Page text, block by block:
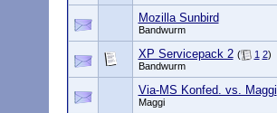
Mozilla Sunbird
Bandwurm
XP Servicepack 2 ( 1 2)
Bandwurm
Via-MS Konfed. vs. Maggi
Maggi